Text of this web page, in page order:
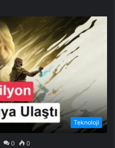
Teknoloji
0 0